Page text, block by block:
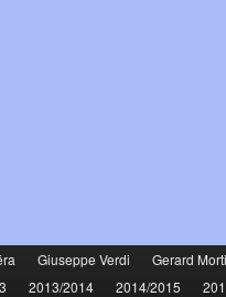
Giuseppe Verdi Gerard
2013/2014 2014/2015